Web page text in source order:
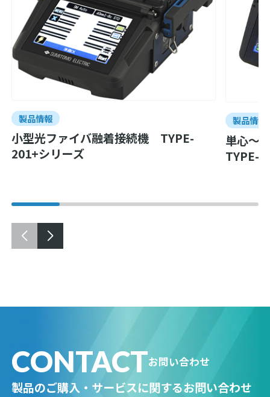
製品情報
小型光ファイバ融着接続機 TYPE-
201+シリーズ
製品情報
単心～
TYPE-
CONTACTお問い合わせ
製品のご購入・サービスに関するお問い合わせ